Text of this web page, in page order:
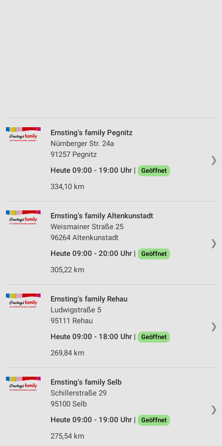
❯
Ernsting's family Pegnitz
Nürnberger Str. 24a
91257 Pegnitz
Heute 09:00 - 19:00 Uhr |
Geöffnet
334,10 km
❯
Ernsting's family Altenkunstadt
Weismainer Straße 25
96264 Altenkunstadt
Heute 09:00 - 20:00 Uhr |
Geöffnet
305,22 km
❯
Ernsting's family Rehau
Ludwigstraße 5
95111 Rehau
Heute 09:00 - 18:00 Uhr |
Geöffnet
269,84 km
❯
Ernsting's family Selb
Schillerstraße 29
95100 Selb
Heute 09:00 - 19:00 Uhr |
Geöffnet
275,54 km